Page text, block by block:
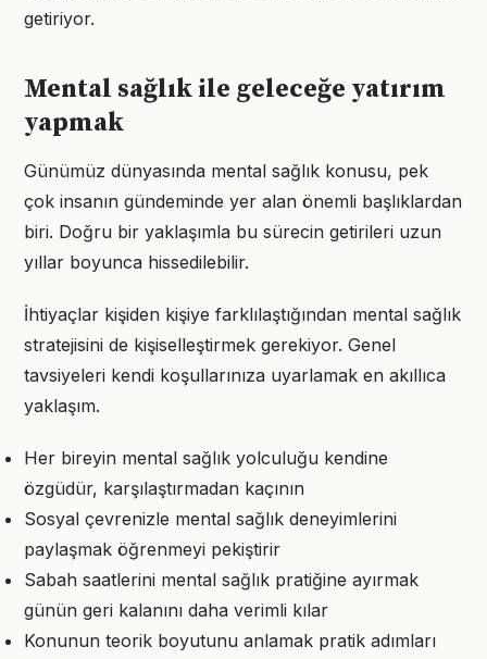
getiriyor.
Mental sağlık ile geleceğe yatırım
yapmak
Günümüz dünyasında mental sağlık konusu, pek
çok insanın gündeminde yer alan önemli başlıklardan
biri. Doğru bir yaklaşımla bu sürecin getirileri uzun
yıllar boyunca hissedilebilir.
İhtiyaçlar kişiden kişiye farklılaştığından mental sağlık
stratejisini de kişiselleştirmek gerekiyor. Genel
tavsiyeleri kendi koşullarınıza uyarlamak en akıllıca
yaklaşım.
Her bireyin mental sağlık yolculuğu kendine
özgüdür, karşılaştırmadan kaçının
Sosyal çevrenizle mental sağlık deneyimlerini
paylaşmak öğrenmeyi pekiştirir
Sabah saatlerini mental sağlık pratiğine ayırmak
günün geri kalanını daha verimli kılar
Konunun teorik boyutunu anlamak pratik adımları